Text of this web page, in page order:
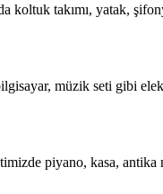
koltuk takımı, yatak,
müzik seti gibi
piyano, kasa,